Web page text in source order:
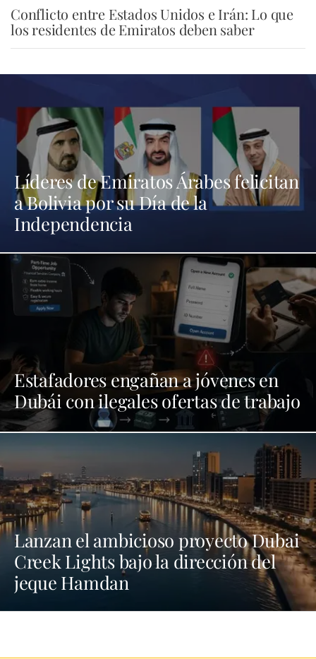
Conflicto entre Estados Unidos e Irán: Lo que
los residentes de Emiratos deben saber
Líderes de Emiratos Árabes felicitan
a Bolivia por su Día de la
Independencia
Estafadores engañan a jóvenes en
Dubái con ilegales ofertas de trabajo
Lanzan el ambicioso proyecto Dubai
Creek Lights bajo la dirección del
jeque Hamdan